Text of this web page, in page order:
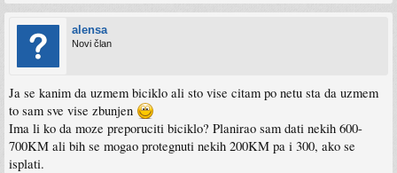
alensa
Novi član
Ja se kanim da uzmem biciklo ali sto vise citam po netu sta da uzmem
to sam sve vise zbunjen
Ima li ko da moze preporuciti biciklo? Planirao sam dati nekih 600-
700KM ali bih se mogao protegnuti nekih 200KM pa i 300, ako se
isplati.